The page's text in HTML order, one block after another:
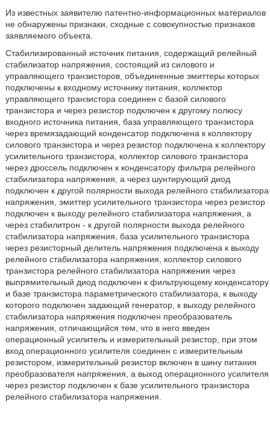
Из известных заявителю патентно-информационных материалов
не обнаружены признаки, сходные с совокупностью признаков
заявляемого объекта.
Стабилизированный источник питания, содержащий релейный
стабилизатор напряжения, состоящий из силового и
управляющего транзисторов, объединенные эмиттеры которых
подключены к входному источнику питания, коллектор
управляющего транзистора соединен с базой силового
транзистора и через резистор подключен к другому полюсу
входного источника питания, база управляющего транзистора
через времязадающий конденсатор подключена к коллектору
силового транзистора и через резистор подключена к коллектору
усилительного транзистора, коллектор силового транзистора
через дроссель подключен к конденсатору фильтра релейного
стабилизатора напряжения, а через шунтирующий диод
подключен к другой полярности выхода релейного стабилизатора
напряжения, эмиттер усилительного транзистора через резистор
подключен к выходу релейного стабилизатора напряжения, а
через стабилитрон - к другой полярности выхода релейного
стабилизатора напряжения, база усилительного транзистора
через резисторный делитель напряжения подключена к выходу
релейного стабилизатора напряжения, коллектор силового
транзистора релейного стабилизатора напряжения через
выпрямительный диод подключен к фильтрующему конденсатору
и базе транзистора параметрического стабилизатора, к выходу
которого подключен задающий генератор, к выходу релейного
стабилизатора напряжения подключен преобразователь
напряжения, отличающийся тем, что в него введен
операционный усилитель и измерительный резистор, при этом
вход операционного усилителя соединен с измерительным
резистором, измерительный резистор включен в шину питания
преобразователя напряжения, а выход операционного усилителя
через резистор подключен к базе усилительного транзистора
релейного стабилизатора напряжения.